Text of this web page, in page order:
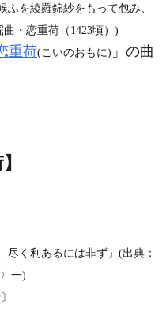
を綾羅錦紗をもって包み、
・恋重荷（1423頃）)
重荷(こいのおもに) 」の曲
く利あるには非ず」(出典：
一)